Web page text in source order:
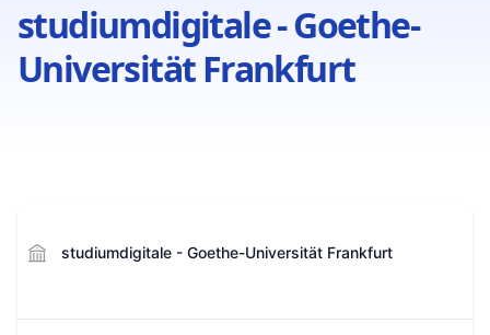
studiumdigitale - Goethe-
Universität Frankfurt
studiumdigitale - Goethe-Universität Frankfurt